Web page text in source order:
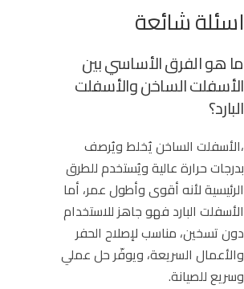
اسئلة شائعة
ما هو الفرق الأساسي بين
الأسفلت الساخن والأسفلت
البارد؟
،الأسفلت الساخن يُخلط ويُرصف
بدرجات حرارة عالية ويُستخدم للطرق
الرئيسية لأنه أقوى وأطول عمر، أما
الأسفلت البارد فهو جاهز للاستخدام
دون تسخين، مناسب لإصلاح الحفر
والأعمال السريعة، ويوفّر حل عملي
وسريع للصيانة.